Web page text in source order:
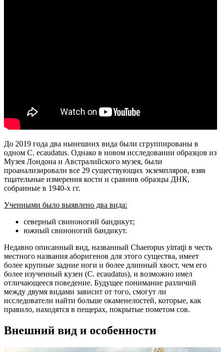
До 2019 года два нынешних вида были сгруппированы в
одном C. ecaudatus. Однако в новом исследовании образцов из
Музея Лондона и Австралийского музея, были
проанализировали все 29 существующих экземпляров, взяв
тщательные измерения кости и сравнив образцы ДНК,
собранные в 1940-х гг.
Ученными было выявлено два вида:
северный свиноногий бандикут;
южный свиноногий бандикут.
Недавно описанный вид, названный Chaeropus yirratji в честь
местного названия аборигенов для этого существа, имеет
более крупные задние ноги и более длинный хвост, чем его
более изученный кузен (C. ecaudatus), и возможно имел
отличающееся поведение. Будущее понимание различий
между двумя видами зависит от того, смогут ли
исследователи найти больше окаменелостей, которые, как
правило, находятся в пещерах, покрытые пометом сов.
Внешний вид и особенности